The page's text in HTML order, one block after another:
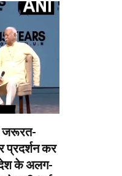
जरूरत-
प्रदर्शन कर
देश के अलग-